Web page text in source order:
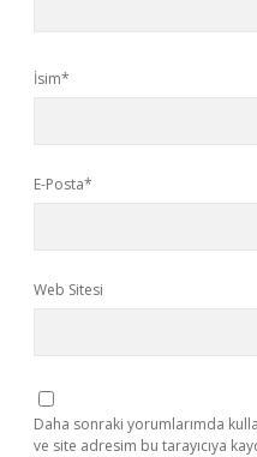
İsim*
E-Posta*
Web Sitesi
Daha sonraki yorumlarımda
ve site adresim bu tarayıcıya